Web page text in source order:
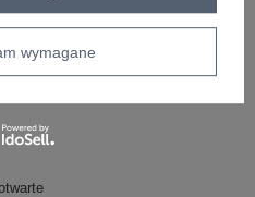
wymagane